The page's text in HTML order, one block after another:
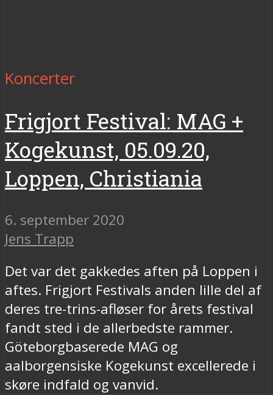
Koncerter
Frigjort Festival: MAG +
Kogekunst, 05.09.20,
Loppen, Christiania
6. september 2020
Jens Trapp
Det var det gakkedes aften på Loppen i
aftes. Frigjort Festivals anden lille del af
deres tre-trins-afløser for årets festival
fandt sted i de allerbedste rammer.
Göteborgbaserede MAG og
aalborgensiske Kogekunst excellerede i
skøre indfald og vanvid.